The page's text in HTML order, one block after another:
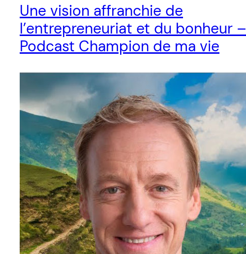
Une vision affranchie de
l’entrepreneuriat et du bonheur –
Podcast Champion de ma vie